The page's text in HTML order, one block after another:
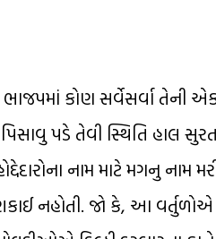
ભાજપમાં કોણ સર્વેસર્વા
પડે તેવી સ્થિતિ હાલ
નામ માટે મગનુ નામ
શકાઈ નહોતી. જો કે, આ